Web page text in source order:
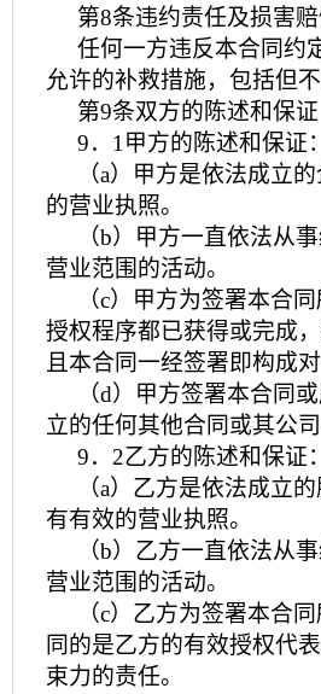
第8条违约责任及损害
任何一方违反本合同约
允许的补救措施，包括但
第9条双方的陈述和保证
9．1甲方的陈述和保证：
（a）甲方是依法成立
的营业执照。
（b）甲方一直依法从
营业范围的活动。
（c）甲方为签署本合
授权程序都已获得或完成
且本合同一经签署即构成
（d）甲方签署本合同
立的任何其他合同或其公
9．2乙方的陈述和保证：
（a）乙方是依法成立
有有效的营业执照。
（b）乙方一直依法从
营业范围的活动。
（c）乙方为签署本合
同的是乙方的有效授权代
束力的责任。